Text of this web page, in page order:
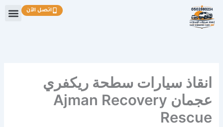
تخطي
إلى
المحتوى
اتصل الآن
انقاذ سيارات سطحة ريكفري
عجمان Ajman Recovery
Rescue